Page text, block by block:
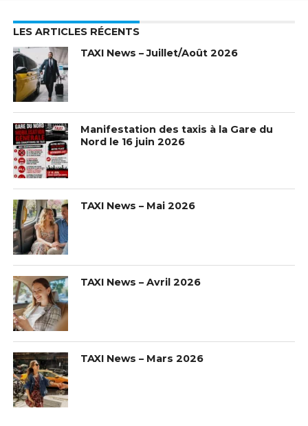
LES ARTICLES RÉCENTS
TAXI News – Juillet/Août 2026
Manifestation des taxis à la Gare du
Nord le 16 juin 2026
TAXI News – Mai 2026
TAXI News – Avril 2026
TAXI News – Mars 2026